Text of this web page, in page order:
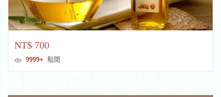
NT$ 700
9999+ 點閱